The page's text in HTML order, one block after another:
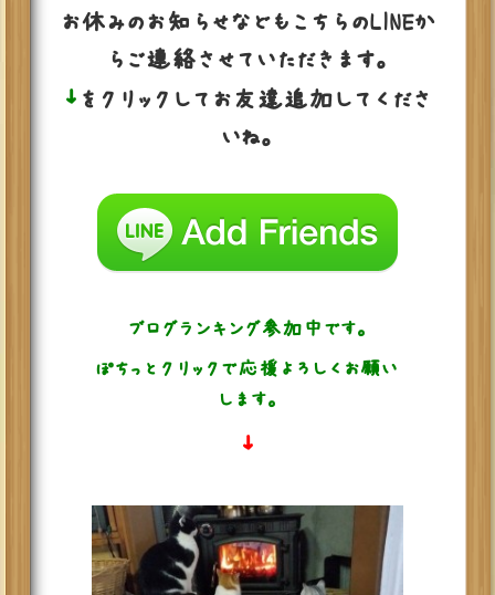
お休みのお知らせなどもこちらのLINEか
らご連絡させていただきます。
↓ をクリックしてお友達追加してくださ
いね。
ブログランキング参加中です。
ぽちっとクリックで応援よろしくお願い
します。
↓